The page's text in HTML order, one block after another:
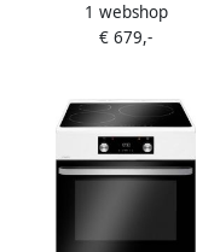
Inductiefornuis 50 cm
breed met aangesloten 1
1 webshop
€ 679,-